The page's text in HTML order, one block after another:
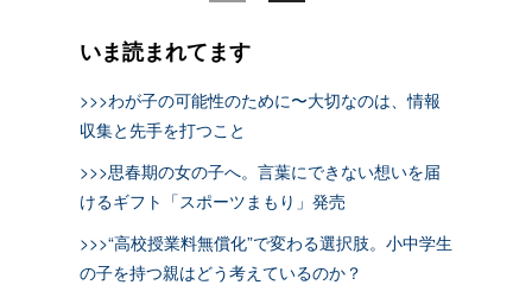
いま読まれてます
>>>わが子の可能性のために〜大切なのは、情報
収集と先手を打つこと
>>>思春期の女の子へ。言葉にできない想いを届
けるギフト「スポーツまもり」発売
>>>“高校授業料無償化”で変わる選択肢。小中学生
の子を持つ親はどう考えているのか？